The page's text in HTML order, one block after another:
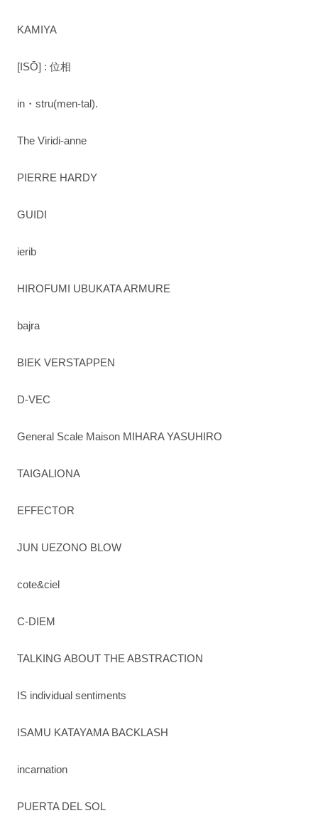
KAMIYA
[ISŌ] : 位相
in・stru(men-tal).
The Viridi-anne
PIERRE HARDY
GUIDI
ierib
HIROFUMI UBUKATA ARMURE
bajra
BIEK VERSTAPPEN
D-VEC
General Scale Maison MIHARA YASUHIRO
TAIGALIONA
EFFECTOR
JUN UEZONO BLOW
cote&ciel
C-DIEM
TALKING ABOUT THE ABSTRACTION
IS individual sentiments
ISAMU KATAYAMA BACKLASH
incarnation
PUERTA DEL SOL